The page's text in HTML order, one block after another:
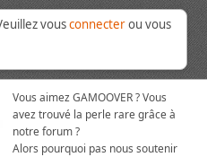
vousconnecterou vous
Vous aimez GAMOOVER ? Vous
avez trouvé la perle rare grâce à
notre forum ?
Alors pourquoi pas nous soutenir